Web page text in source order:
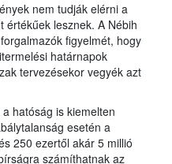
nem tudják elérni a
értékűek lesznek. A Nébih
figyelmét, hogy
határnapok
tervezésekor vegyék azt
hatóság is kiemelten
esetén a
250 ezertől akár 5 millió
számíthatnak az